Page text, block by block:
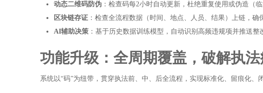
动态二维码防伪 ：检查码每2小时自动更新，杜绝重复使用或伪造（
区块链存证 ：检查全流程数据（时间、地点、人员、结果）上链，确
AI辅助决策 ：基于历史数据训练模型，自动识别高频违规项并推送
功能升级：全周期覆盖，破解执
系统以“码”为纽带，贯穿执法前、中、后全流程，实现标准化、留痕化、